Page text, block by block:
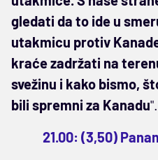
gledati da to ide u
utakmicu protiv
kraće zadržati na
svežinu i kako bismo,
bili spremni za Kanadu".
21.00: (3,50)